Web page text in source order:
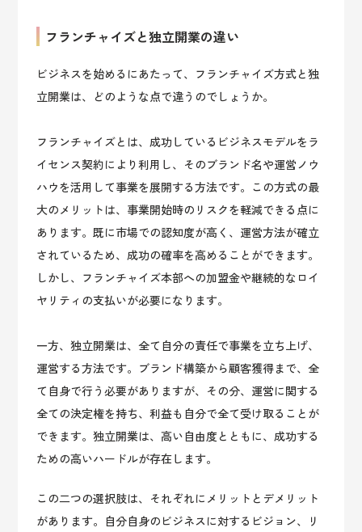
フランチャイズと独立開業の違い
ビジネスを始めるにあたって、フランチャイズ方式と独
立開業は、どのような点で違うのでしょうか。
フランチャイズとは、成功しているビジネスモデルをラ
イセンス契約により利用し、そのブランド名や運営ノウ
ハウを活用して事業を展開する方法です。この方式の最
大のメリットは、事業開始時のリスクを軽減できる点に
あります。既に市場での認知度が高く、運営方法が確立
されているため、成功の確率を高めることができます。
しかし、フランチャイズ本部への加盟金や継続的なロイ
ヤリティの支払いが必要になります。
一方、独立開業は、全て自分の責任で事業を立ち上げ、
運営する方法です。ブランド構築から顧客獲得まで、全
て自身で行う必要がありますが、その分、運営に関する
全ての決定権を持ち、利益も自分で全て受け取ることが
できます。独立開業は、高い自由度とともに、成功する
ための高いハードルが存在します。
この二つの選択肢は、それぞれにメリットとデメリット
があります。自分自身のビジネスに対するビジョン、リ